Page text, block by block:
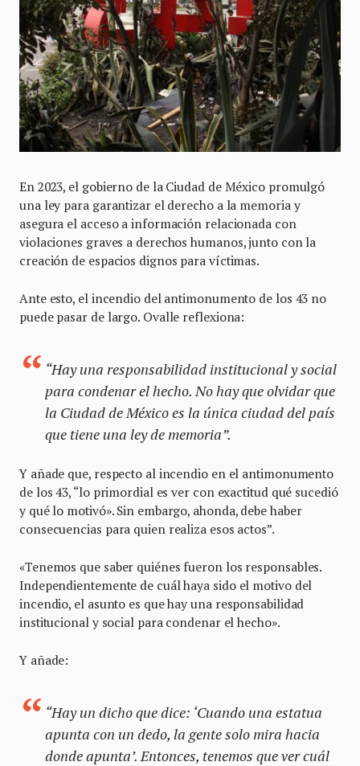
En 2023, el gobierno de la Ciudad de México promulgó
una ley para garantizar el derecho a la memoria y
asegura el acceso a información relacionada con
violaciones graves a derechos humanos, junto con la
creación de espacios dignos para víctimas.
Ante esto, el incendio del antimonumento de los 43 no
puede pasar de largo. Ovalle reflexiona:
“Hay una responsabilidad institucional y social
para condenar el hecho. No hay que olvidar que
la Ciudad de México es la única ciudad del país
que tiene una ley de memoria”.
Y añade que, respecto al incendio en el antimonumento
de los 43, “lo primordial es ver con exactitud qué sucedió
y qué lo motivó». Sin embargo, ahonda, debe haber
consecuencias para quien realiza esos actos”.
«Tenemos que saber quiénes fueron los responsables.
Independientemente de cuál haya sido el motivo del
incendio, el asunto es que hay una responsabilidad
institucional y social para condenar el hecho».
Y añade:
“Hay un dicho que dice: ‘Cuando una estatua
apunta con un dedo, la gente solo mira hacia
donde apunta’. Entonces, tenemos que ver cuál